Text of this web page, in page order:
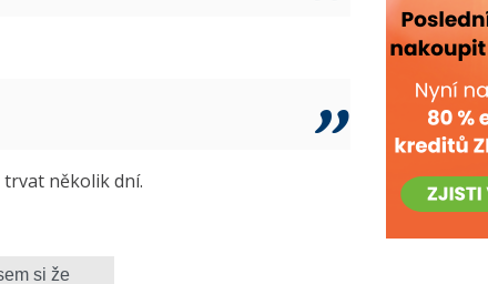
trvat několik dní.